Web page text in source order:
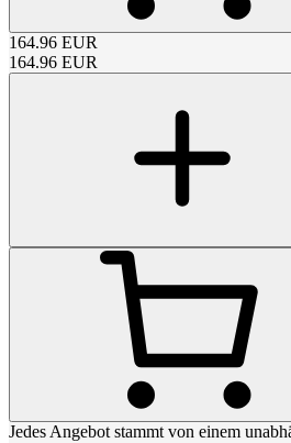
164.96 EUR
164.96 EUR
Jedes Angebot stammt von einem